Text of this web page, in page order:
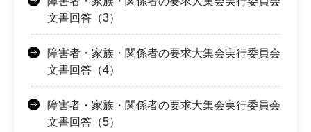
文書回答（3）
障害者・家族・関係者の要求大集会実行委員会
文書回答（4）
障害者・家族・関係者の要求大集会実行委員会
文書回答（5）